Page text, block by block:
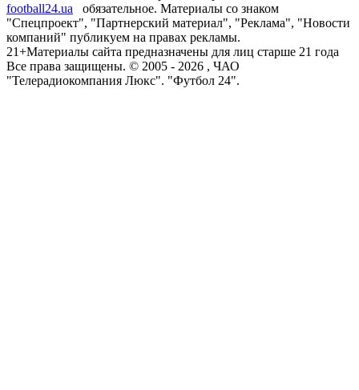
football24.ua
обязательное. Материалы со знаком
"Спецпроект", "Партнерский материал", "Реклама", "Новости
компаний" публикуем на правах рекламы.
21+Материалы сайта предназначены для лиц старше 21 года
Все права защищены. © 2005 - 2026 , ЧАО
"Телерадиокомпания Люкс". "Футбол 24".